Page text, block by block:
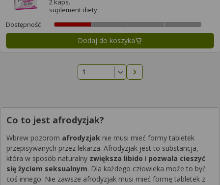
2 kaps.
suplement diety
Dostępność
Dodaj do koszyka
Następna strona
Co to jest afrodyzjak?
Wbrew pozorom afrodyzjak nie musi mieć formy tabletek
przepisywanych przez lekarza. Afrodyzjak jest to substancja,
która w sposób naturalny zwiększa libido i pozwala cieszyć
się życiem seksualnym. Dla każdego człowieka może to być
coś innego. Nie zawsze afrodyzjak musi mieć formę tabletek z